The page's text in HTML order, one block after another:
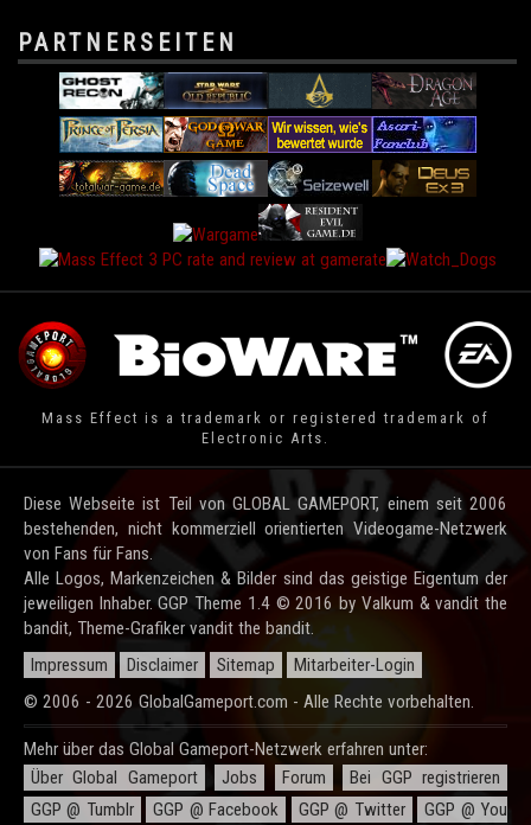
PARTNERSEITEN
Mass Effect is a trademark or registered trademark of
Electronic Arts.
Diese Webseite ist Teil von GLOBAL GAMEPORT, einem seit 2006
bestehenden, nicht kommerziell orientierten Videogame-Netzwerk
von Fans für Fans.
Alle Logos, Markenzeichen & Bilder sind das geistige Eigentum der
jeweiligen Inhaber. GGP Theme 1.4 © 2016 by Valkum & vandit the
bandit, Theme-Grafiker vandit the bandit.
Impressum
Disclaimer Sitemap
Mitarbeiter-Login
© 2006 - 2026 GlobalGameport.com - Alle Rechte vorbehalten.
Mehr über das Global Gameport-Netzwerk erfahren unter:
Über Global Gameport
Jobs Forum
Bei GGP registrieren
GGP @ Tumblr
GGP @ Facebook GGP @ Twitter GGP @ You